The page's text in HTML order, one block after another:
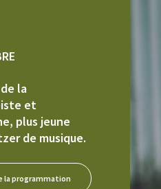
la
et
plus jeune
de musique.
la programmation